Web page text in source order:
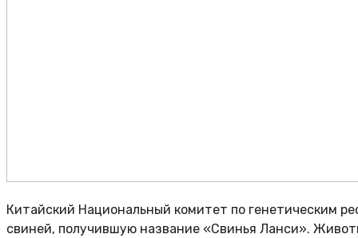
Китайский Национальный комитет по генетическим
свиней, получившую название «Свинья Ланси».